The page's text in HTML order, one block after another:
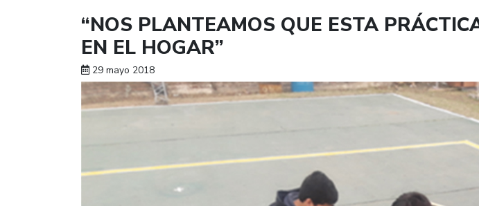
“NOS PLANTEAMOS QUE ESTA
EN EL HOGAR”
29 mayo 2018